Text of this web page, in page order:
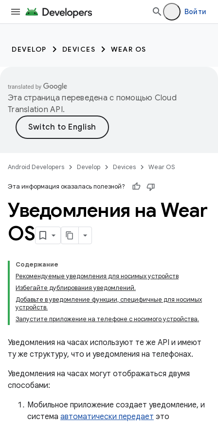
Войти
DEVELOP DEVICES WEAR OS
Эта страница переведена с помощью Cloud
Translation API.
Android Developers Develop Devices Wear OS
Эта информация оказалась полезной?
Уведомления на Wear
OS
Содержание
Рекомендуемые уведомления для носимых устройств
Избегайте дублирования уведомлений.
Добавьте в уведомление функции, специфичные для носимых
устройств.
Запустите приложение на телефоне с носимого устройства.
Уведомления на часах используют те же API и имеют
ту же структуру, что и уведомления на телефонах.
Уведомления на часах могут отображаться двумя
способами:
Мобильное приложение создает уведомление, и
система автоматически передает это